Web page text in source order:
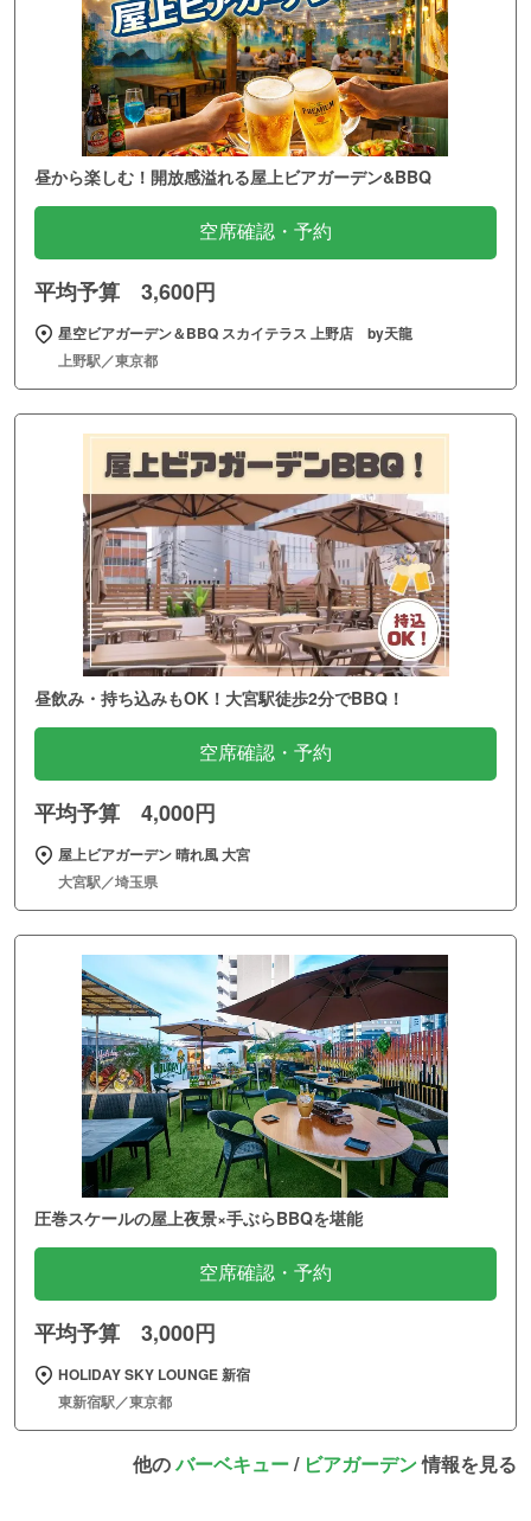
昼から楽しむ！開放感溢れる屋上ビアガーデン&BBQ
空席確認・予約
平均予算 3,600円
星空ビアガーデン＆BBQ スカイテラス 上野店 by天龍
上野駅／東京都
昼飲み・持ち込みもOK！大宮駅徒歩2分でBBQ！
空席確認・予約
平均予算 4,000円
屋上ビアガーデン 晴れ風 大宮
大宮駅／埼玉県
圧巻スケールの屋上夜景×手ぶらBBQを堪能
空席確認・予約
平均予算 3,000円
HOLIDAY SKY LOUNGE 新宿
東新宿駅／東京都
他のバーベキュー/ ビアガーデン情報を見る